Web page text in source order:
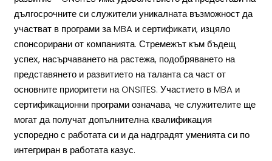
дългосрочните си служители уникалната възможност да
участват в програми за MBA и сертификати, изцяло
спонсорирани от компанията. Стремежът към бъдещ
успех, насърчаването на растежа, подобряването на
представянето и развитието на таланта са част от
основните приоритети на ONSITES. Участието в MBA и
сертификационни програми означава, че служителите ще
могат да получат допълнителна квалификация
успоредно с работата си и да надградят уменията си по
интегриран в работата казус.